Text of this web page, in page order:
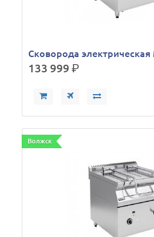
Сковорода
133 999р.
Волжск